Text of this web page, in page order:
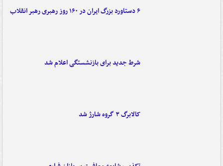
۶ دستاورد بزرگ ایران در ۱۶۰ روز رهبری رهبر انقلاب
شرط جدید برای بازنشستگی اعلام شد
کالابرگ ۳ گروه شارژ شد